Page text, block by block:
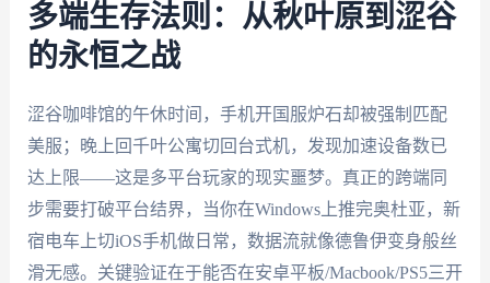
多端生存法则：从秋叶原到涩谷
的永恒之战
涩谷咖啡馆的午休时间，手机开国服炉石却被强制匹配
美服；晚上回千叶公寓切回台式机，发现加速设备数已
达上限——这是多平台玩家的现实噩梦。真正的跨端同
步需要打破平台结界，当你在Windows上推完奥杜亚，新
宿电车上切iOS手机做日常，数据流就像德鲁伊变身般丝
滑无感。关键验证在于能否在安卓平板/Macbook/PS5三开